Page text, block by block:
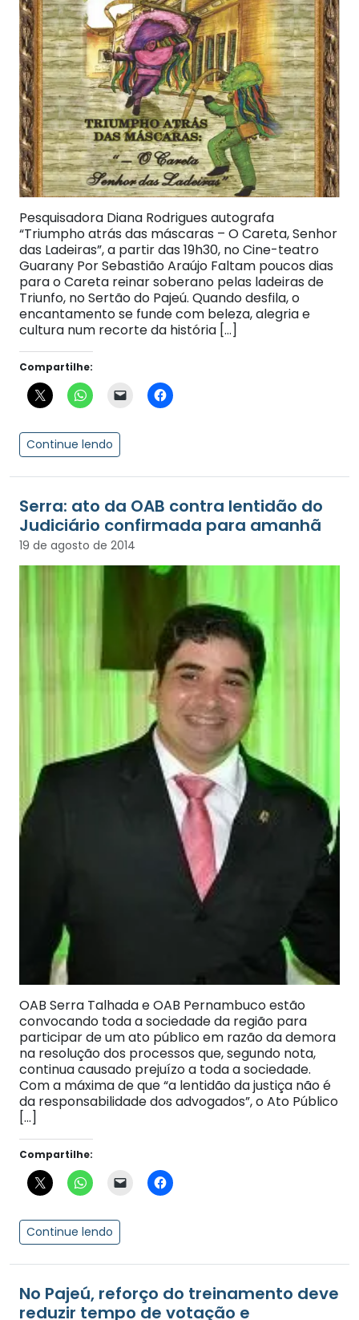
Pesquisadora Diana Rodrigues autografa
“Triumpho atrás das máscaras – O Careta, Senhor
das Ladeiras”, a partir das 19h30, no Cine-teatro
Guarany Por Sebastião Araújo Faltam poucos dias
para o Careta reinar soberano pelas ladeiras de
Triunfo, no Sertão do Pajeú. Quando desfila, o
encantamento se funde com beleza, alegria e
cultura num recorte da história […]
Compartilhe:
Continue lendo
Serra: ato da OAB contra lentidão do
Judiciário confirmada para amanhã
19 de agosto de 2014
OAB Serra Talhada e OAB Pernambuco estão
convocando toda a sociedade da região para
participar de um ato público em razão da demora
na resolução dos processos que, segundo nota,
continua causado prejuízo a toda a sociedade.
Com a máxima de que “a lentidão da justiça não é
da responsabilidade dos advogados”, o Ato Público
[…]
Compartilhe:
Continue lendo
No Pajeú, reforço do treinamento deve
reduzir tempo de votação e